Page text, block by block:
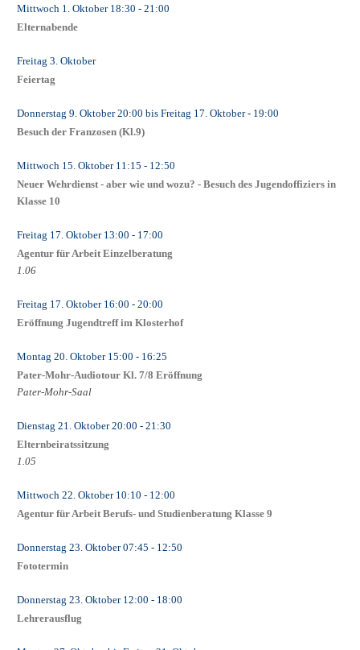
Mittwoch 1. Oktober18:30 - 21:00
Elternabende
Freitag 3. Oktober
Feiertag
Donnerstag 9. Oktober20:00 bis Freitag 17. Oktober- 19:00
Besuch der Franzosen (Kl.9)
Mittwoch 15. Oktober11:15 - 12:50
Neuer Wehrdienst - aber wie und wozu? - Besuch des Jugendoffiziers in
Klasse 10
Freitag 17. Oktober13:00 - 17:00
Agentur für Arbeit Einzelberatung
1.06
Freitag 17. Oktober16:00 - 20:00
Eröffnung Jugendtreff im Klosterhof
Montag 20. Oktober15:00 - 16:25
Pater-Mohr-Audiotour Kl. 7/8 Eröffnung
Pater-Mohr-Saal
Dienstag 21. Oktober20:00 - 21:30
Elternbeiratssitzung
1.05
Mittwoch 22. Oktober10:10 - 12:00
Agentur für Arbeit Berufs- und Studienberatung Klasse 9
Donnerstag 23. Oktober07:45 - 12:50
Fototermin
Donnerstag 23. Oktober12:00 - 18:00
Lehrerausflug